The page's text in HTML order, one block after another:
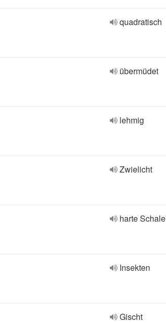
quadratisch
übermüdet
lehmig
Zwielicht
harte Schale
Insekten
Gischt